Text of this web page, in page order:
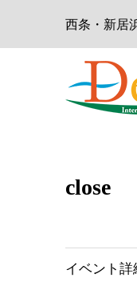
西条・新居
close
イベント詳